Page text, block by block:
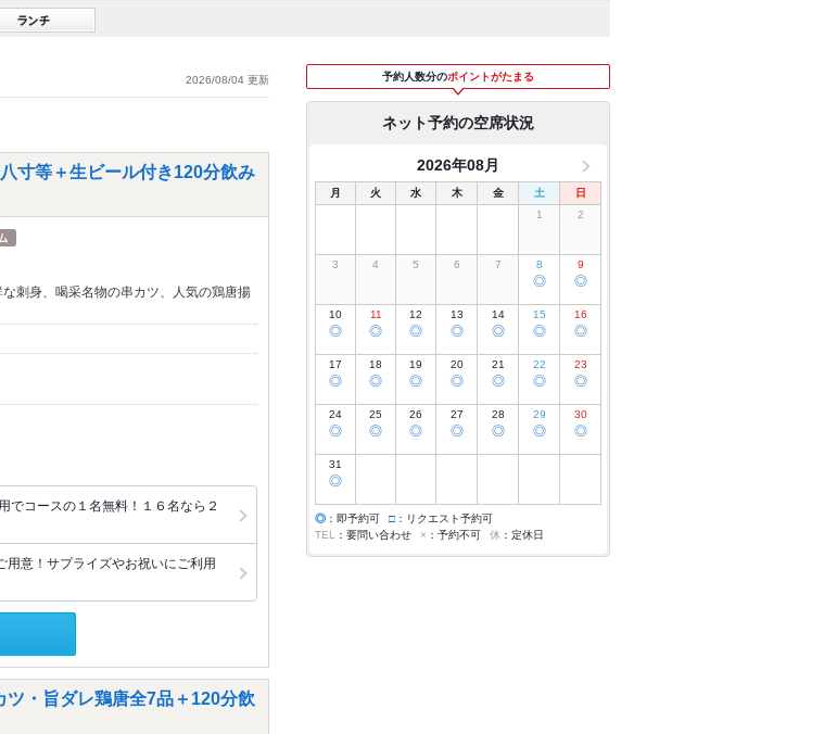
2026/08/04 更新
寸等＋生ビール付き120分飲み
刺身、喝采名物の串カツ、人気の鶏唐揚
でコースの１名無料！１６名なら２
用意！サプライズやお祝いにご利用
ツ・旨ダレ鶏唐全7品＋120分飲
予約人数分のポイントがたまる
ネット予約の空席状況
2026年08月
月 火 水 木 金 土
日
1
2
3 4 5 6 7 8
◎
9
◎
10
◎
11
◎
12
◎
13
◎
14
◎
15
◎
16
◎
17
◎
18
◎
19
◎
20
◎
21
◎
22
◎
23
◎
24
◎
25
◎
26
◎
27
◎
28
◎
29
◎
30
◎
31
◎
◎ ：即予約可 □ ：リクエスト予約可
TEL
：要問い合わせ × ：予約不可 休 ：定休日